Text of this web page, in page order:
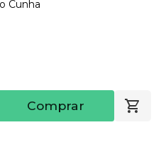
Cunha
Comprar